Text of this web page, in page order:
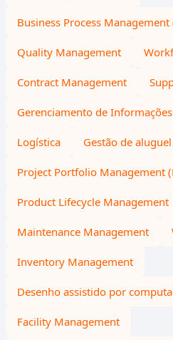
Business Process Management
Quality Management
Contract Management
Gerenciamento de
Logística Gestão de aluguel
Project Portfolio Management
Product Lifecycle Management
Maintenance Management
Inventory Management
Desenho assistido por
Facility Management